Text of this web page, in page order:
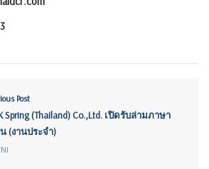
Post
Spring (Thailand) Co.,Ltd. เปิดรับล่ามภาษา
(งานประจำ)